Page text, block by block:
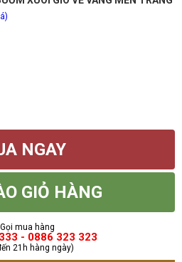
NGAY
GIỎ HÀNG
mua hàng
- 0886 323 323
21h hàng ngày)